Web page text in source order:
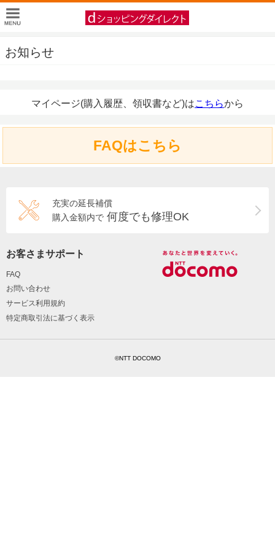
お知らせ
マイページ(購入履歴、領収書など)はこちらから
FAQはこちら
充実の延長補償
購入金額内で 何度でも修理OK
お客さまサポート
FAQ
お問い合わせ
サービス利用規約
特定商取引法に基づく表示
©NTT DOCOMO